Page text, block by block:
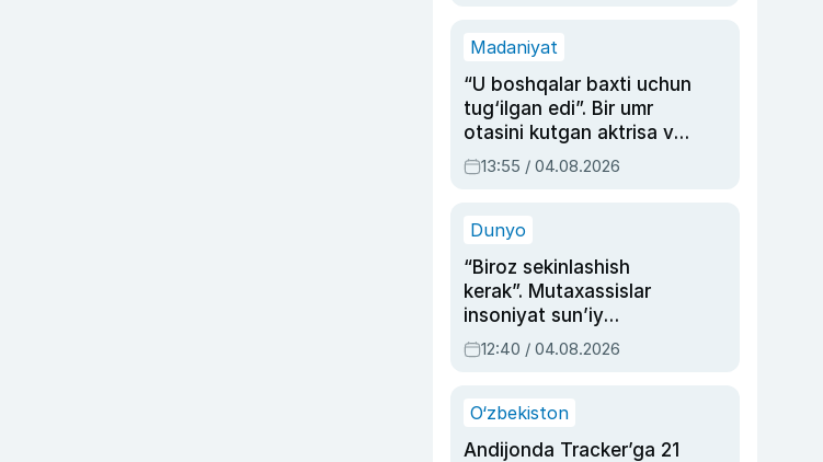
Madaniyat
“U boshqalar baxti uchun
tug‘ilgan edi”. Bir umr
otasini kutgan aktrisa va
dublyaj ustasi Rimma
Ahmedovaning
13:55 / 04.08.2026
Dunyo
“Biroz sekinlashish
kerak”. Mutaxassislar
insoniyat sun’iy
intellektni boshqara
olmay qolishidan xavotir
12:40 / 04.08.2026
O‘zbekiston
Andijonda Tracker’ga 21